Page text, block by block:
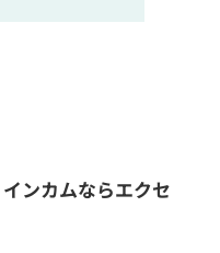
名等)
ンカムならエクセ